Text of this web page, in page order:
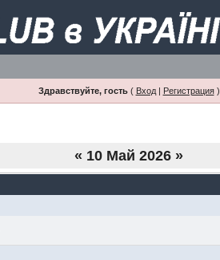
Здравствуйте, гость( Вход| Регистрация)
« 10 Май 2026 »